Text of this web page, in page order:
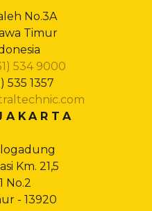
No.3A
Timur
534 9000
535 1357
Km. 21,5
No.2
- 13920